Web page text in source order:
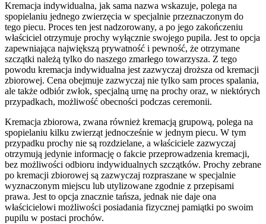
Kremacja indywidualna, jak sama nazwa wskazuje, polega na
spopielaniu jednego zwierzęcia w specjalnie przeznaczonym do
tego piecu. Proces ten jest nadzorowany, a po jego zakończeniu
właściciel otrzymuje prochy wyłącznie swojego pupila. Jest to opcja
zapewniająca największą prywatność i pewność, że otrzymane
szczątki należą tylko do naszego zmarłego towarzysza. Z tego
powodu kremacja indywidualna jest zazwyczaj droższa od kremacji
zbiorowej. Cena obejmuje zazwyczaj nie tylko sam proces spalania,
ale także odbiór zwłok, specjalną urnę na prochy oraz, w niektórych
przypadkach, możliwość obecności podczas ceremonii.
Kremacja zbiorowa, zwana również kremacją grupową, polega na
spopielaniu kilku zwierząt jednocześnie w jednym piecu. W tym
przypadku prochy nie są rozdzielane, a właściciele zazwyczaj
otrzymują jedynie informację o fakcie przeprowadzenia kremacji,
bez możliwości odbioru indywidualnych szczątków. Prochy zebrane
po kremacji zbiorowej są zazwyczaj rozpraszane w specjalnie
wyznaczonym miejscu lub utylizowane zgodnie z przepisami
prawa. Jest to opcja znacznie tańsza, jednak nie daje ona
właścicielowi możliwości posiadania fizycznej pamiątki po swoim
pupilu w postaci prochów.